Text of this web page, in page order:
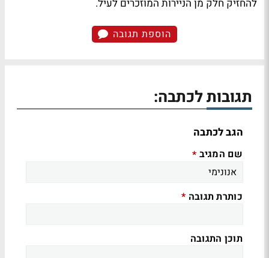
להחזיק חלק מן הניירות המוזכרים לעיל.
הוספת תגובה
תגובות לכתבה:
הגב לכתבה
שם המגיב *
כותרת תגובה *
תוכן התגובה